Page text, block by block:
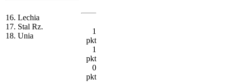
16. Lechia
17. Stal Rz.
18. Unia
1
pkt
1
pkt
0
pkt